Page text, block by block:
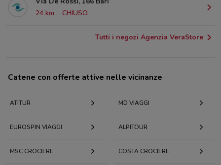
24 km
CHIUSO
Tutti i negozi Agenzia VeraStore
Catene con offerte attive nelle vicinanze
ATITUR MD VIAGGI
EUROSPIN VIAGGI ALPITOUR
MSC CROCIERE COSTA CROCIERE